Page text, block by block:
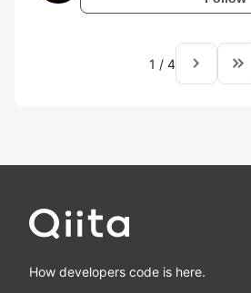
1 / 4 navigate_next keyboard_double_arrow_right
How developers code is here.